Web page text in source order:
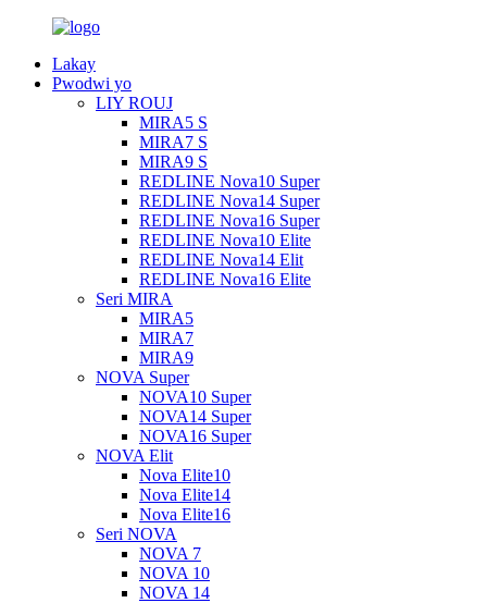
Lakay
Pwodwi yo
LIY ROUJ
MIRA5 S
MIRA7 S
MIRA9 S
REDLINE Nova10 Super
REDLINE Nova14 Super
REDLINE Nova16 Super
REDLINE Nova10 Elite
REDLINE Nova14 Elit
REDLINE Nova16 Elite
Seri MIRA
MIRA5
MIRA7
MIRA9
NOVA Super
NOVA10 Super
NOVA14 Super
NOVA16 Super
NOVA Elit
Nova Elite10
Nova Elite14
Nova Elite16
Seri NOVA
NOVA 7
NOVA 10
NOVA 14